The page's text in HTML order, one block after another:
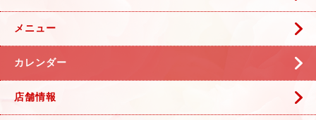
メニュー
カレンダー
店舗情報